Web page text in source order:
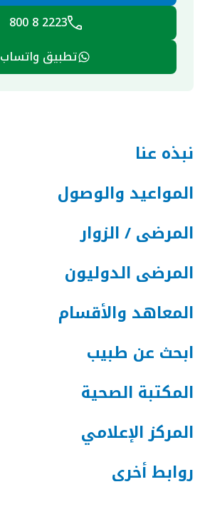
2223 8 800
تطبيق واتساب
نبذه عنا
المواعيد والوصول
المرضى / الزوار
المرضى الدوليون
المعاهد والأقسام
ابحث عن طبيب
المكتبة الصحية
المركز الإعلامي
روابط أخرى